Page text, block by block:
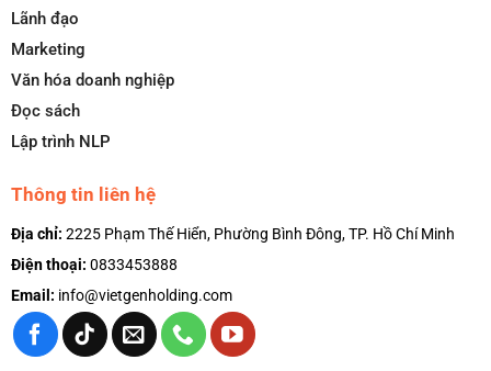
Lãnh đạo
Marketing
Văn hóa doanh nghiệp
Đọc sách
Lập trình NLP
Thông tin liên hệ
Địa chỉ: 2225 Phạm Thế Hiển, Phường Bình Đông, TP. Hồ Chí Minh
Điện thoại: 0833453888
Email: info@vietgenholding.com